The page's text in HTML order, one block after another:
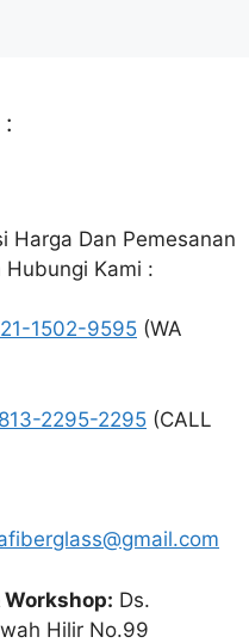
Harga Dan Pemesanan
Hubungi Kami :
1502-9595 (WA
2295-2295 (CALL
Workshop: Ds.
Hilir No.99